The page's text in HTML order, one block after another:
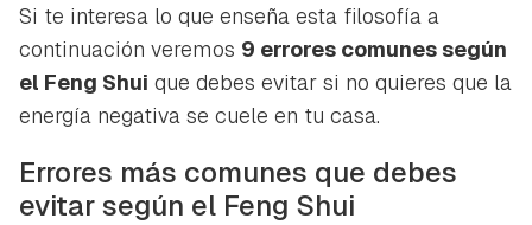
Si te interesa lo que enseña esta filosofía a
continuación veremos 9 errores comunes según
el Feng Shui que debes evitar si no quieres que la
energía negativa se cuele en tu casa.
Errores más comunes que debes
evitar según el Feng Shui